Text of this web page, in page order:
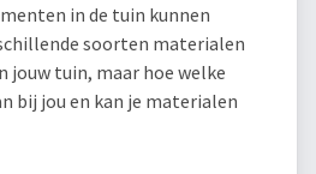
in de tuin kunnen
soorten materialen
jouw tuin, maar hoe welke
bij jou en kan je materialen